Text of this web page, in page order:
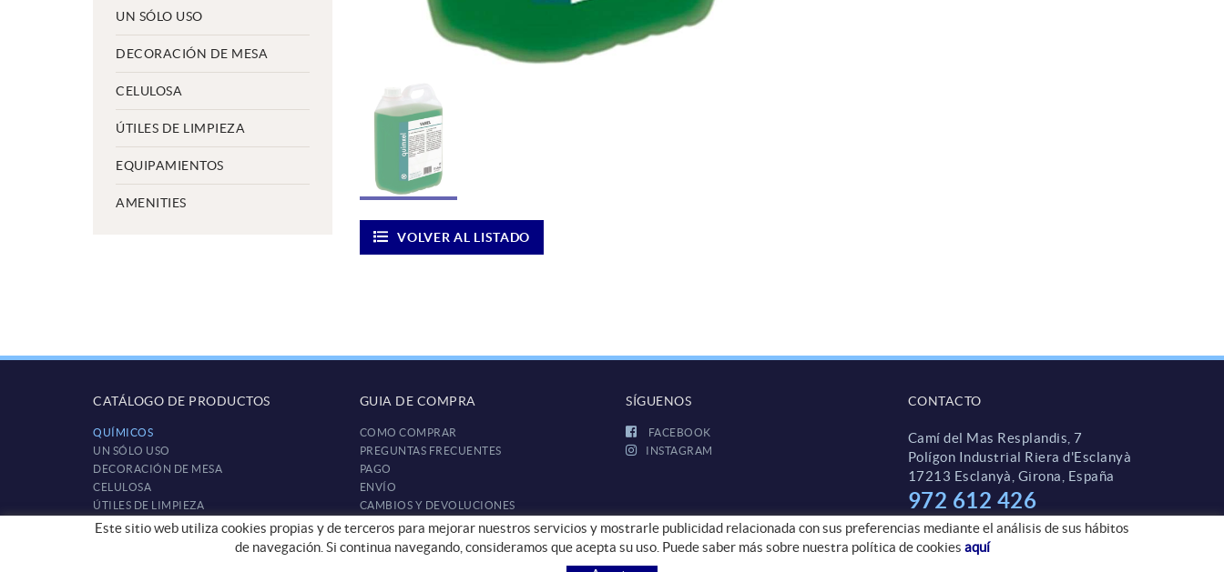
UN SÓLO USO
DECORACIÓN DE MESA
CELULOSA
ÚTILES DE LIMPIEZA
EQUIPAMIENTOS
AMENITIES
VOLVER AL LISTADO
CATÁLOGO DE PRODUCTOS
QUÍMICOS
UN SÓLO USO
DECORACIÓN DE MESA
CELULOSA
ÚTILES DE LIMPIEZA
EQUIPAMIENTOS
GUIA DE COMPRA
COMO COMPRAR
PREGUNTAS FRECUENTES
PAGO
ENVÍO
CAMBIOS Y DEVOLUCIONES
SÍGUENOS
FACEBOOK
INSTAGRAM
CONTACTO
Camí del Mas Resplandis, 7
Polígon Industrial Riera d'Esclanyà
17213 Esclanyà, Girona, España
972 612 426
comercial@jabonester.net
Este sitio web utiliza cookies propias y de terceros para mejorar nuestros servicios y mostrarle publicidad relacionada con sus preferencias mediante el análisis de sus hábitos
de navegación. Si continua navegando, consideramos que acepta su uso. Puede saber más sobre nuestra política de cookies aquí